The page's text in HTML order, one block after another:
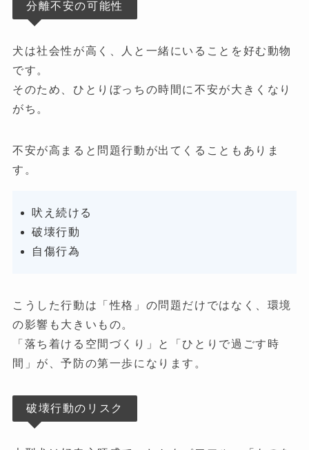
分離不安の可能性
犬は社会性が高く、人と一緒にいることを好む動物
です。
そのため、ひとりぼっちの時間に不安が大きくなり
がち。
不安が高まると問題行動が出てくることもありま
す。
吠え続ける
破壊行動
自傷行為
こうした行動は「性格」の問題だけではなく、環境
の影響も大きいもの。
「落ち着ける空間づくり」と「ひとりで過ごす時
間」が、予防の第一歩になります。
破壊行動のリスク